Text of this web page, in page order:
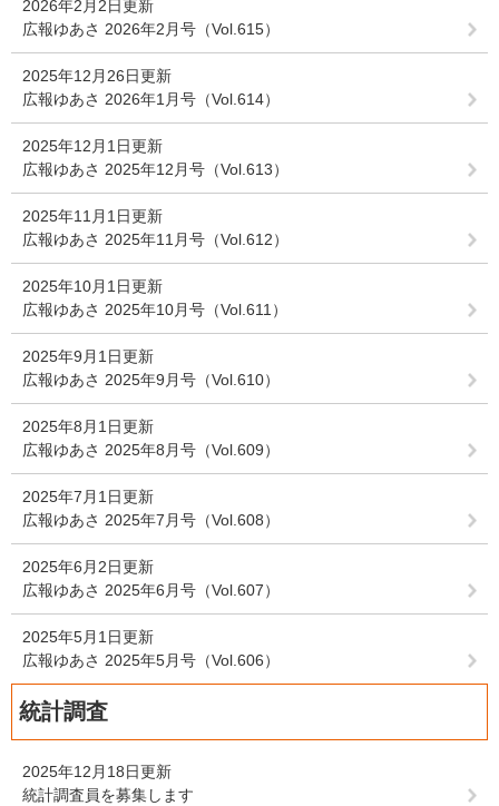
2026年2月2日更新
広報ゆあさ 2026年2月号（Vol.615）
2025年12月26日更新
広報ゆあさ 2026年1月号（Vol.614）
2025年12月1日更新
広報ゆあさ 2025年12月号（Vol.613）
2025年11月1日更新
広報ゆあさ 2025年11月号（Vol.612）
2025年10月1日更新
広報ゆあさ 2025年10月号（Vol.611）
2025年9月1日更新
広報ゆあさ 2025年9月号（Vol.610）
2025年8月1日更新
広報ゆあさ 2025年8月号（Vol.609）
2025年7月1日更新
広報ゆあさ 2025年7月号（Vol.608）
2025年6月2日更新
広報ゆあさ 2025年6月号（Vol.607）
2025年5月1日更新
広報ゆあさ 2025年5月号（Vol.606）
統計調査
2025年12月18日更新
統計調査員を募集します